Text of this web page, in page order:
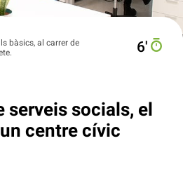
bàsics, al carrer de
6′
serveis socials, el
centre cívic